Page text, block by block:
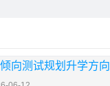
向测试规划升学方向